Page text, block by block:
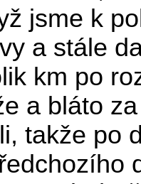
jsme k
a stále
km po
a bláto
takže po